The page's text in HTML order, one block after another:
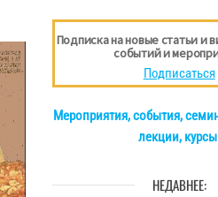
Подписка на новые статьи и
событий и
Подписаться
Мероприятия, события,
лекции, курсы
НЕДАВНЕЕ: